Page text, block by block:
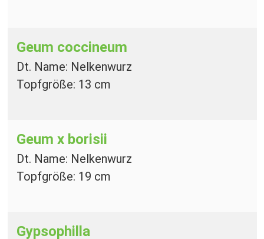
Geum coccineum
Dt. Name: Nelkenwurz
Topfgröße: 13 cm
Geum x borisii
Dt. Name: Nelkenwurz
Topfgröße: 19 cm
Gypsophilla